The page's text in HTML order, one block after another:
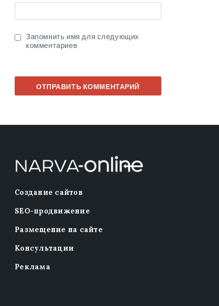
Запомнить имя для следующих
комментариев
Создание сайтов
SEO-продвижение
Размещение на сайте
Консультации
Реклама